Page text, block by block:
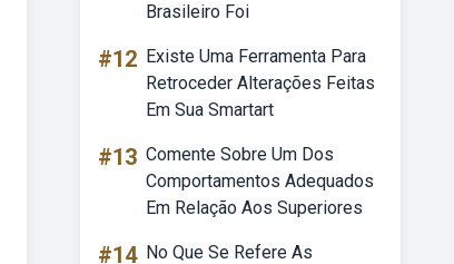
Brasileiro Foi
#12 Existe Uma Ferramenta Para
Retroceder Alterações Feitas
Em Sua Smartart
#13 Comente Sobre Um Dos
Comportamentos Adequados
Em Relação Aos Superiores
#14 No Que Se Refere As